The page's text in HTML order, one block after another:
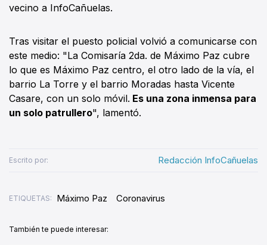
vecino a InfoCañuelas.
Tras visitar el puesto policial volvió a comunicarse con
este medio: "La Comisaría 2da. de Máximo Paz cubre
lo que es Máximo Paz centro, el otro lado de la vía, el
barrio La Torre y el barrio Moradas hasta Vicente
Casare, con un solo móvil. Es una zona inmensa para
un solo patrullero", lamentó.
Escrito por: Redacción InfoCañuelas
ETIQUETAS: Máximo Paz Coronavirus
También te puede interesar: